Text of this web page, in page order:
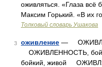
оживляться. «Глаза всё
Максим Горький. «В их
Толковый словарь Ушакова
3 оживление —
ОЖИВЛЕННОСТЬ,
бойкий, живой